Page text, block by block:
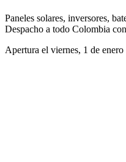
Paneles solares, inversores,
Despacho a todo Colombia
Apertura el viernes, 1 de enero